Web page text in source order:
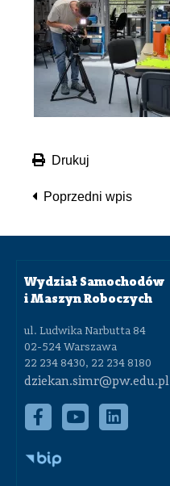
Drukuj
Poprzedni wpis
Wydział Samochodów
i Maszyn Roboczych
ul. Ludwika Narbutta 84
02-524 Warszawa
22 234 8430, 22 234 8180
dziekan.simr@pw.edu.pl